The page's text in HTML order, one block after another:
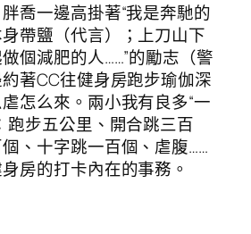
一邊高掛著“我是奔馳的
帶鹽（代言）；上刀山下
個減肥的人……”的勵志（警
著CC往健身房跑步瑜伽深
怎么來。兩小我有良多“一
跑步五公里、開合跳三百
、十字跳一百個、虐腹……
房的打卡內在的事務。